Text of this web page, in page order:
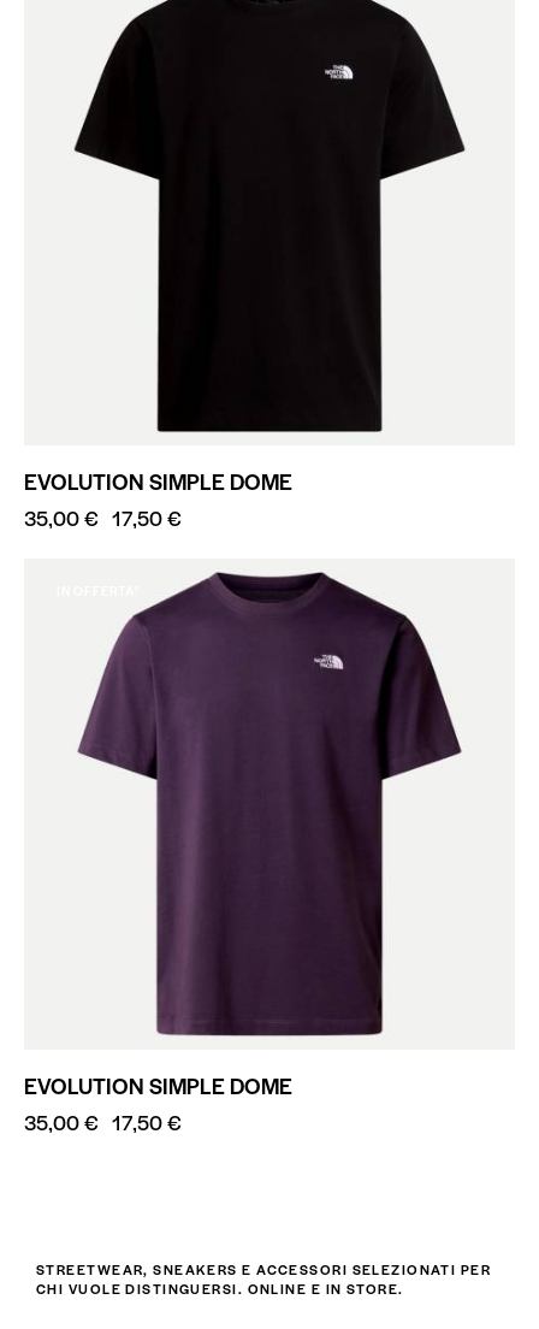
EVOLUTION SIMPLE DOME
35,00€ 17,50€
EVOLUTION SIMPLE DOME
35,00€ 17,50€
STREETWEAR, SNEAKERS E ACCESSORI SELEZIONATI PER
CHI VUOLE DISTINGUERSI. ONLINE E IN STORE.